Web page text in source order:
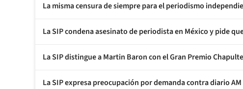
La misma censura de siempre para el periodismo
La SIP condena asesinato de periodista en México y pide
La SIP distingue a Martin Baron con el Gran Premio
La SIP expresa preocupación por demanda contra diario AM